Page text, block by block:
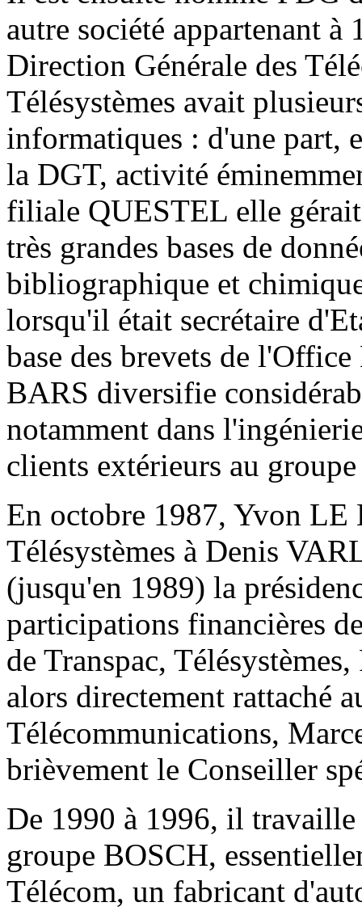
autre société appartenant
Direction Générale des
Télésystèmes avait
informatiques : d'une part,
la DGT, activité
filiale QUESTEL elle gérait
très grandes bases de
bibliographique et
lorsqu'il était secrétaire
base des brevets de
BARS diversifie
notamment dans
clients extérieurs au
En octobre 1987, Yvon LE
Télésystèmes à Denis
(jusqu'en 1989) la
participations financières
de Transpac,
alors directement rattaché
Télécommunications,
brièvement le Conseiller
De 1990 à 1996, il
groupe BOSCH,
Télécom, un fabricant